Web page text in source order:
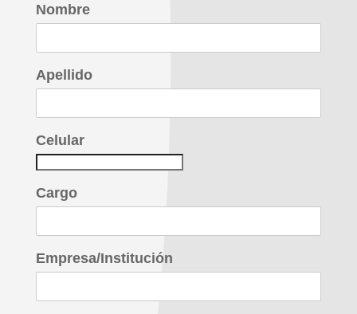
Nombre
Apellido
Celular
Cargo
Empresa/Institución